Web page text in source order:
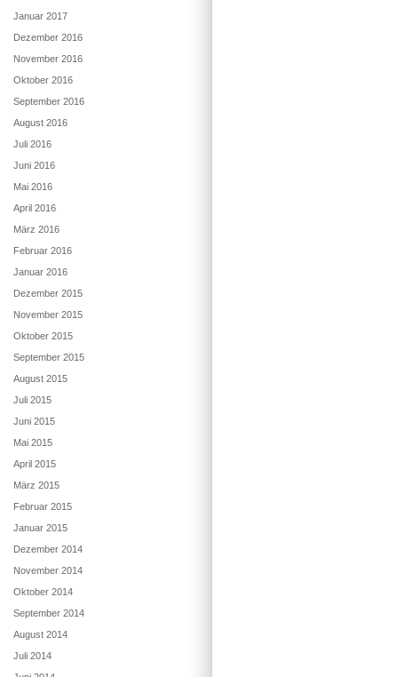
Januar 2017
Dezember 2016
November 2016
Oktober 2016
September 2016
August 2016
Juli 2016
Juni 2016
Mai 2016
April 2016
März 2016
Februar 2016
Januar 2016
Dezember 2015
November 2015
Oktober 2015
September 2015
August 2015
Juli 2015
Juni 2015
Mai 2015
April 2015
März 2015
Februar 2015
Januar 2015
Dezember 2014
November 2014
Oktober 2014
September 2014
August 2014
Juli 2014